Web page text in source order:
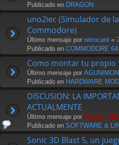
Publicado en DRAGON
uno2iec (Simulador de
Commodore)
Último mensaje por retrocant «
Publicado en COMMODORE 64
Como montar tu propio
Último mensaje por AGUNIMON
Publicado en HARDWARE
DISCUSION: LA
ACTUALMENTE
Último mensaje por
Publicado en SOFTWARE &
Sonic 3D Blast 5, un